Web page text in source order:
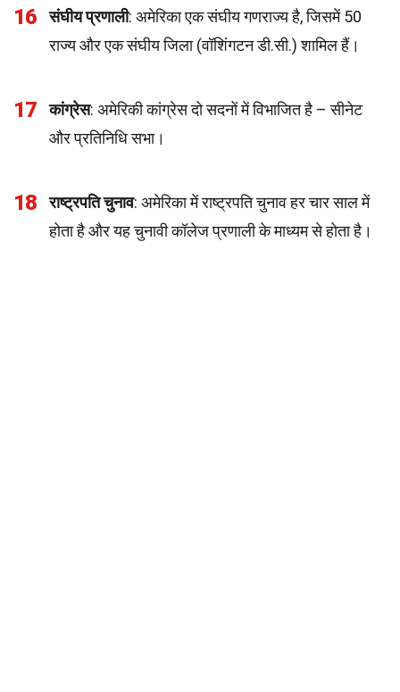
16 संघीय प्रणाली: अमेरिका एक संघीय गणराज्य है, जिसमें 50
राज्य और एक संघीय जिला (वॉशिंगटन डी.सी.) शामिल हैं।
17 कांग्रेस: अमेरिकी कांग्रेस दो सदनों में विभाजित है – सीनेट
और प्रतिनिधि सभा।
18 राष्ट्रपति चुनाव: अमेरिका में राष्ट्रपति चुनाव हर चार साल में
होता है और यह चुनावी कॉलेज प्रणाली के माध्यम से होता है।